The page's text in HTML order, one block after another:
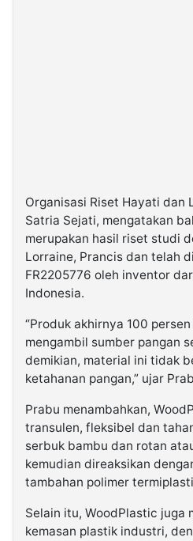
Organisasi Riset Hayati dan
Satria Sejati, mengatakan
merupakan hasil riset studi
Lorraine, Prancis dan telah
FR2205776 oleh inventor
Indonesia.
“Produk akhirnya 100
mengambil sumber pangan
demikian, material ini tidak
ketahanan pangan,” ujar
Prabu menambahkan,
transulen, fleksibel dan
serbuk bambu dan rotan
kemudian direaksikan
tambahan polimer
Selain itu, WoodPlastic juga
kemasan plastik industri,